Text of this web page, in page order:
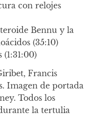
con relojes
Bennu y la
(35:10)
(1:31:00)
Francis
Imagen de portada
Todos los
la tertulia